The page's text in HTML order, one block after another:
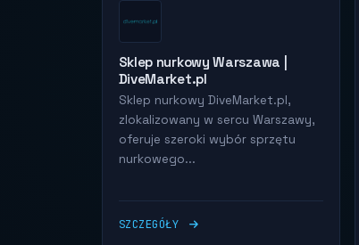
Sklep nurkowy Warszawa |
DiveMarket.pl
Sklep nurkowy DiveMarket.pl,
zlokalizowany w sercu Warszawy,
oferuje szeroki wybór sprzętu
nurkowego...
SZCZEGÓŁY